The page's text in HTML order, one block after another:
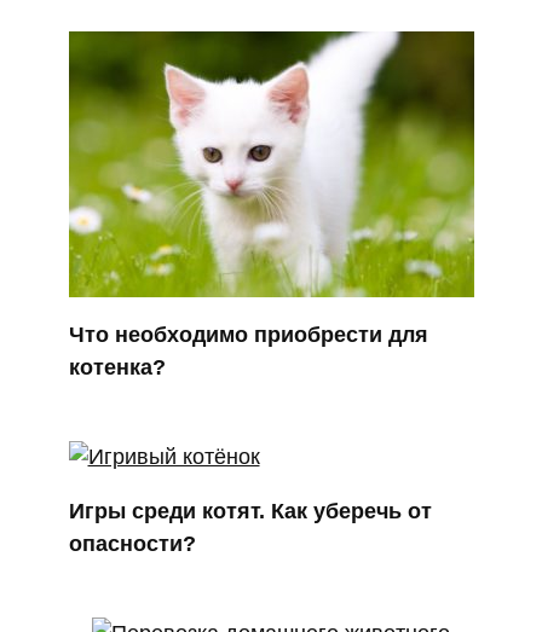
Что необходимо приобрести для
котенка?
Игры среди котят. Как уберечь от
опасности?